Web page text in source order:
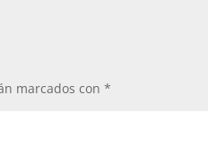
marcados con*